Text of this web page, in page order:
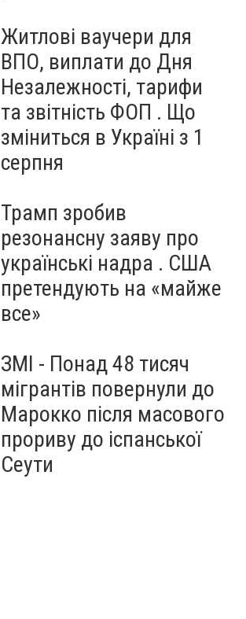
Житлові ваучери для
ВПО, виплати до Дня
Незалежності, тарифи
та звітність ФОП . Що
зміниться в Україні з 1
серпня
Трамп зробив
резонансну заяву про
українські надра . США
претендують на «майже
все»
ЗМІ - Понад 48 тисяч
мігрантів повернули до
Марокко після масового
прориву до іспанської
Сеути